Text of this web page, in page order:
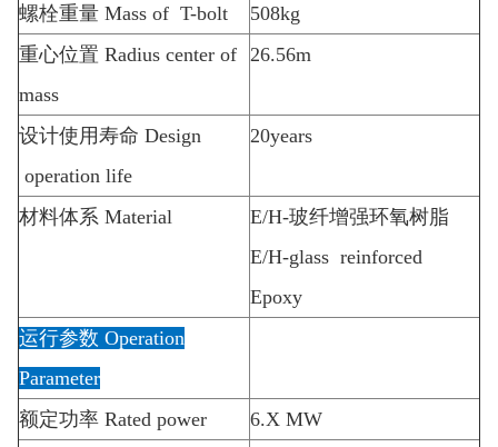
螺栓重量Mass of T-bolt
508kg
重心位置 Radius center of
mass
26.56m
设计使用寿命 Design
operation life
20years
材料体系 Material E/H-玻纤增强环氧树脂
E/H-glass reinforced
Epoxy
运行参数 Operation
Parameter
额定功率Rated power
6.X MW